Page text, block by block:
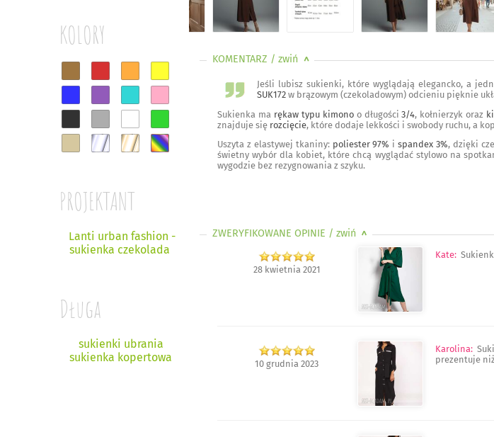
KOLORY
PROJEKTANT
Lanti urban fashion -
sukienka czekolada
Długa
sukienki ubrania
sukienka kopertowa
KOMENTARZ / zwiń <
Jeśli lubisz sukienki, które wyglądają elegancko, a
SUK172 w brązowym (czekoladowym) odcieniu pięknie
Sukienka ma rękaw typu kimonoo długości3/4, kołnierzyk oraz
znajduje się rozcięcie, które dodaje lekkości i swobody ruchu, a
Uszyta z elastywej tkaniny: poliester 97% ispandex 3%, dzięki
świetny wybór dla kobiet, które chcą wyglądać stylowo na
wygodzie bez rezygnowania z szyku.
ZWERYFIKOWANE OPINIE / zwiń >
28 kwietnia 2021
Kate:
10 grudnia 2023
Karolina:
prezentuje